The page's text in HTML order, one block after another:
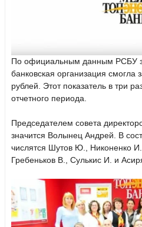
По официальным данным РСБУ
банковская организация смогла
рублей. Этот показатель в три
отчетного периода.
Председателем совета
значится Волынец Андрей. В
числятся Шутов Ю., Никоненко
Гребеньков В., Сулькис И. и